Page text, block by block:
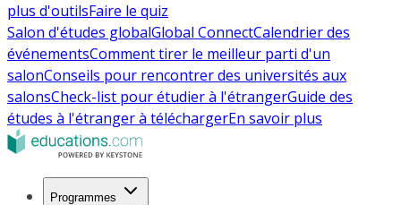
plus d'outilsFaire le quiz
Salon d'études globalGlobal ConnectCalendrier des
événementsComment tirer le meilleur parti d'un
salonConseils pour rencontrer des universités aux
salonsCheck-list pour étudier à l'étrangerGuide des
études à l'étranger à téléchargerEn savoir plus
Programmes